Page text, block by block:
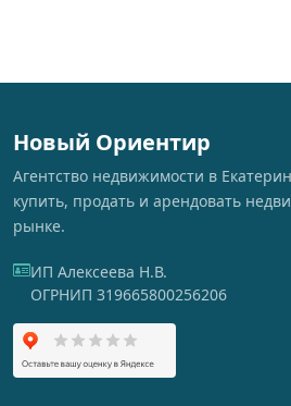
Новый Ориентир
Агентство недвижимости в
купить, продать и арендовать
рынке.
ИП Алексеева Н.В.
ОГРНИП 319665800256206